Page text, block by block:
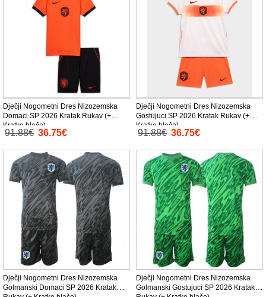
Dječji Nogometni Dres Nizozemska
Domaci SP 2026 Kratak Rukav (+
Kratke hlače)
91.88€ 36.75€
Dječji Nogometni Dres Nizozemska
Gostujuci SP 2026 Kratak Rukav (+
Kratke hlače)
91.88€ 36.75€
Dječji Nogometni Dres Nizozemska
Golmanski Domaci SP 2026 Kratak
Dječji Nogometni Dres Nizozemska
Golmanski Gostujuci SP 2026 Kratak